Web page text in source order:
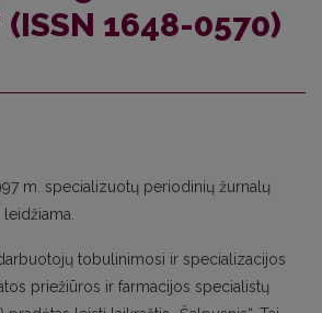
1648-0570)
m. specializuotų periodinių žurnalų
tobulinimosi ir specializacijos
priežiūros ir farmacijos specialistų